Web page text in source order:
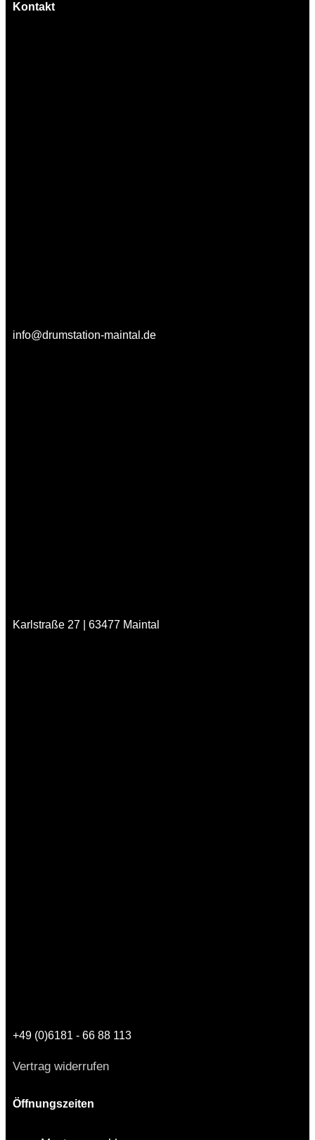
Kontakt
info@drumstation-maintal.de
Karlstraße 27 | 63477 Maintal
+49 (0)6181 - 66 88 113
Vertrag widerrufen
Öffnungszeiten